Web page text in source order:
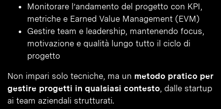
Monitorare l’andamento del progetto con KPI,
metriche e Earned Value Management (EVM)
Gestire team e leadership, mantenendo focus,
motivazione e qualità lungo tutto il ciclo di
progetto
Non impari solo tecniche, ma un metodo pratico per
gestire progetti in qualsiasi contesto, dalle startup
ai team aziendali strutturati.